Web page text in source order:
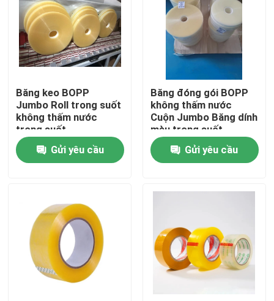
Về chúng tôi
Tham quan nhà máy
Kiểm soát chất lượng
Liên hệ chúng tôi
Băng dính BOPP
Băng dính giấy kraft
Băng keo BOPP
Jumbo Roll trong suốt
không thấm nước
trong suốt
Gửi yêu cầu
Băng đóng gói BOPP
không thấm nước
Cuộn Jumbo Băng dính
màu trong suốt
Gửi yêu cầu